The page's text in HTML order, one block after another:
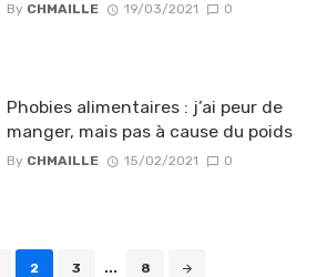
By CHMAILLE 19/03/2021 0
Phobies alimentaires : j’ai peur de
manger, mais pas à cause du poids
By CHMAILLE 15/02/2021 0
2 3 ... 8